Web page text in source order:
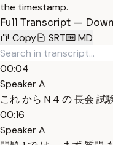
the timestamp.
Full Transcript —
Copy
SRT MD
00:04
Speaker A
これ から N 4 の 長会 試
00:16
Speaker A